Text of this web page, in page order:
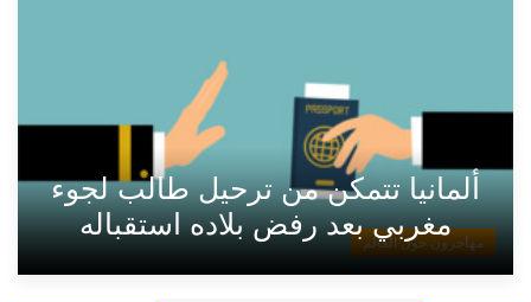
مهاجرون حول العالم
ألمانيا تتمكن من ترحيل طالب لجوء
مغربي بعد رفض بلاده استقباله